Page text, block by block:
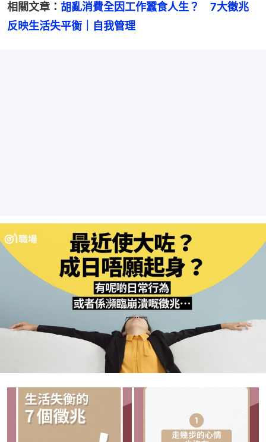
相關文章： 胡亂消費全因工作蠶食人生？　7大徵兆
反映生活失平衡｜自我管理